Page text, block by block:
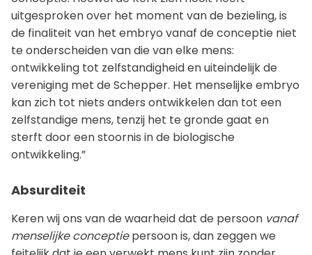
uitgesproken over het moment van de bezieling, is
de finaliteit van het embryo vanaf de conceptie niet
te onderscheiden van die van elke mens:
ontwikkeling tot zelfstandigheid en uiteindelijk de
vereniging met de Schepper. Het menselijke embryo
kan zich tot niets anders ontwikkelen dan tot een
zelfstandige mens, tenzij het te gronde gaat en
sterft door een stoornis in de biologische
ontwikkeling.”
Absurditeit
Keren wij ons van de waarheid dat de persoon vanaf
menselijke conceptiepersoon is, dan zeggen we